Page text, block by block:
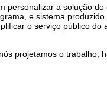
personalizar a solução
e sistema
o serviço público do
projetamos o trabalho,